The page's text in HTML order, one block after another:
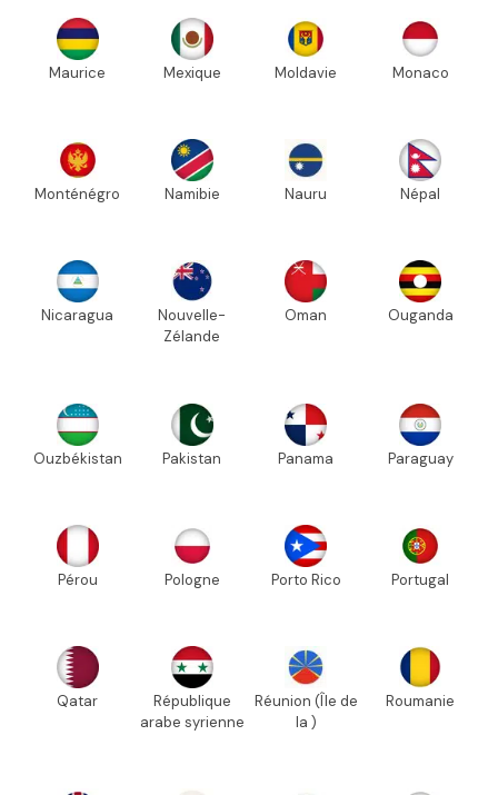
Maurice Mexique Moldavie Monaco
Monténégro Namibie Nauru Népal
Nicaragua
Nouvelle-
Zélande
Oman Ouganda
Ouzbékistan Pakistan Panama Paraguay
Pérou Pologne Porto Rico Portugal
Qatar
République
arabe syrienne
Réunion (Île de
la )
Roumanie